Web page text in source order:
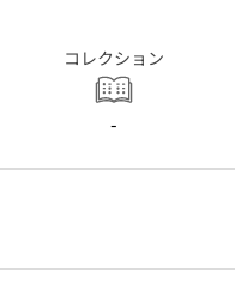
コレクション
-